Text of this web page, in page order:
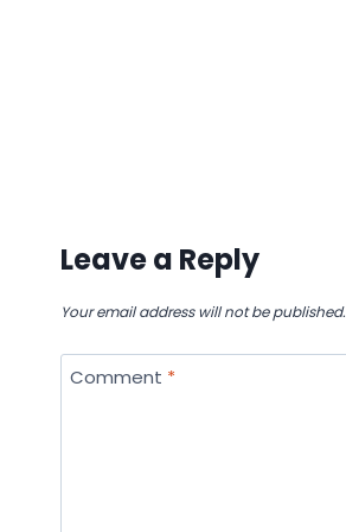
Leave a Reply
Your email address will not be published.
Comment *